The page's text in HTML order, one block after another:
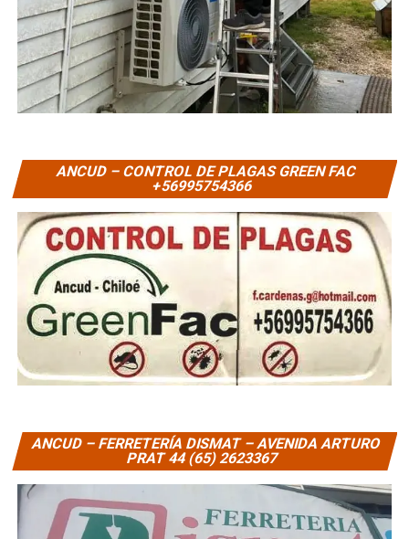
ANCUD – CONTROL DE PLAGAS GREEN FAC
+56995754366
ANCUD – FERRETERÍA DISMAT – AVENIDA ARTURO
PRAT 44 (65) 2623367